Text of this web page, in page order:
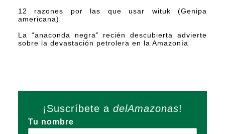
12 razones por las que usar wituk (Genipa
americana)
La “anaconda negra” recién descubierta advierte
sobre la devastación petrolera en la Amazonía
¡Suscríbete a delAmazonas!
Tu nombre